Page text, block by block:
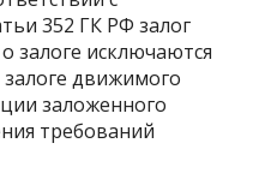
352 ГК РФ залог
залоге исключаются
движимого
заложенного
требований